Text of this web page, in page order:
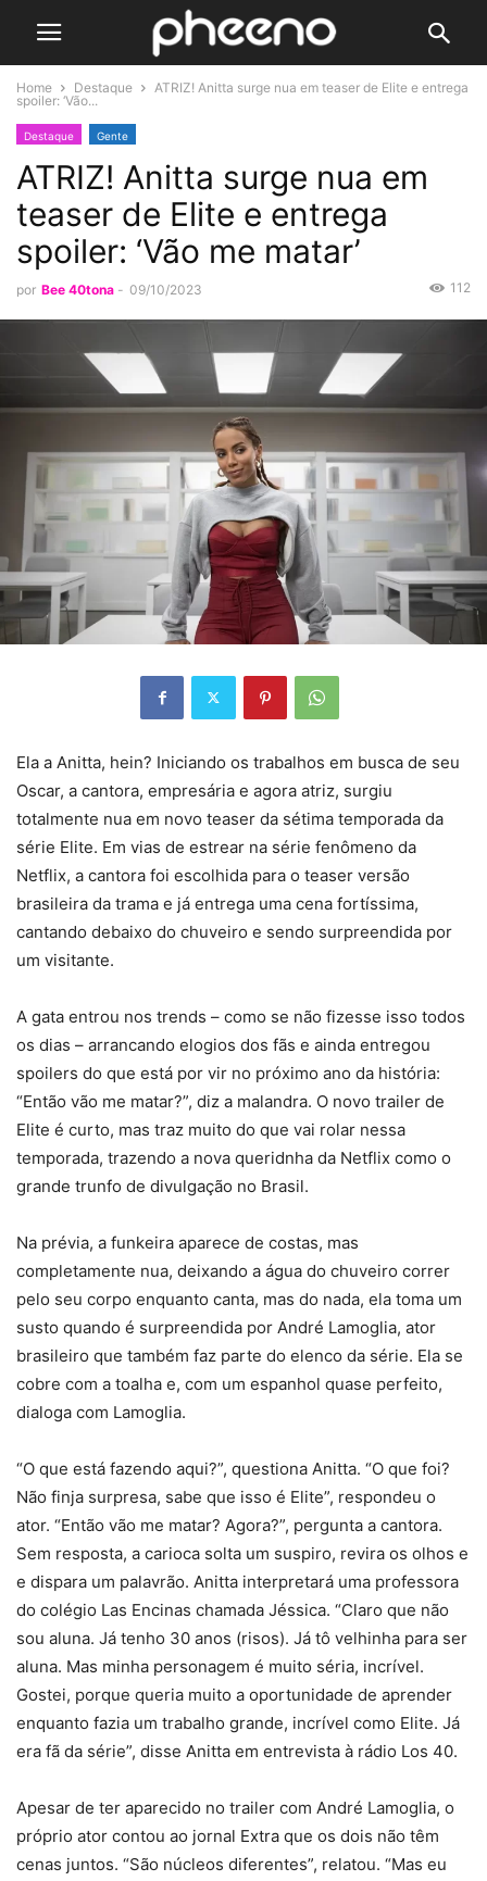
Home Destaque
ATRIZ! Anitta surge nua em teaser de Elite e entrega
spoiler: ‘Vão...
Destaque Gente
ATRIZ! Anitta surge nua em
teaser de Elite e entrega
spoiler: ‘Vão me matar’
por Bee 40tona - 09/10/2023 112
Ela a Anitta, hein? Iniciando os trabalhos em busca de seu
Oscar, a cantora, empresária e agora atriz, surgiu
totalmente nua em novo teaser da sétima temporada da
série Elite. Em vias de estrear na série fenômeno da
Netflix, a cantora foi escolhida para o teaser versão
brasileira da trama e já entrega uma cena fortíssima,
cantando debaixo do chuveiro e sendo surpreendida por
um visitante.
A gata entrou nos trends – como se não fizesse isso todos
os dias – arrancando elogios dos fãs e ainda entregou
spoilers do que está por vir no próximo ano da história:
“Então vão me matar?”, diz a malandra. O novo trailer de
Elite é curto, mas traz muito do que vai rolar nessa
temporada, trazendo a nova queridnha da Netflix como o
grande trunfo de divulgação no Brasil.
Na prévia, a funkeira aparece de costas, mas
completamente nua, deixando a água do chuveiro correr
pelo seu corpo enquanto canta, mas do nada, ela toma um
susto quando é surpreendida por André Lamoglia, ator
brasileiro que também faz parte do elenco da série. Ela se
cobre com a toalha e, com um espanhol quase perfeito,
dialoga com Lamoglia.
“O que está fazendo aqui?”, questiona Anitta. “O que foi?
Não finja surpresa, sabe que isso é Elite”, respondeu o
ator. “Então vão me matar? Agora?”, pergunta a cantora.
Sem resposta, a carioca solta um suspiro, revira os olhos e
e dispara um palavrão. Anitta interpretará uma professora
do colégio Las Encinas chamada Jéssica. “Claro que não
sou aluna. Já tenho 30 anos (risos). Já tô velhinha para ser
aluna. Mas minha personagem é muito séria, incrível.
Gostei, porque queria muito a oportunidade de aprender
enquanto fazia um trabalho grande, incrível como Elite. Já
era fã da série”, disse Anitta em entrevista à rádio Los 40.
Apesar de ter aparecido no trailer com André Lamoglia, o
próprio ator contou ao jornal Extra que os dois não têm
cenas juntos. “São núcleos diferentes”, relatou. “Mas eu